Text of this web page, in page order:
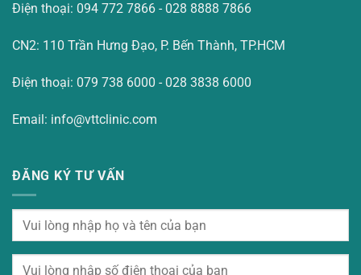
Điện thoại: 094 772 7866 - 028 8888 7866
CN2: 110 Trần Hưng Đạo, P. Bến Thành, TP.HCM
Điện thoại: 079 738 6000 - 028 3838 6000
Email: info@vttclinic.com
ĐĂNG KÝ TƯ VẤN